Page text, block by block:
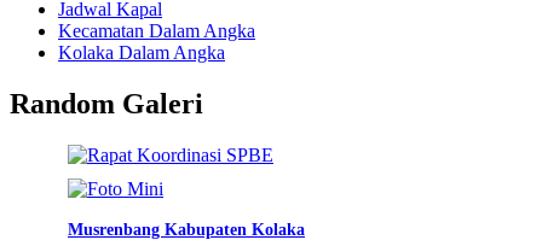
Jadwal Kapal
Kecamatan Dalam Angka
Kolaka Dalam Angka
Random Galeri
Musrenbang Kabupaten Kolaka